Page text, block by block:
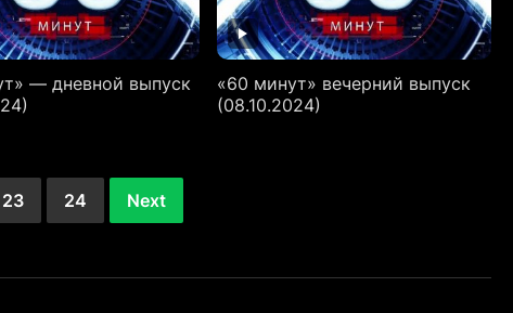
— дневной выпуск
«60 минут» вечерний выпуск
(08.10.2024)
23 24 Next